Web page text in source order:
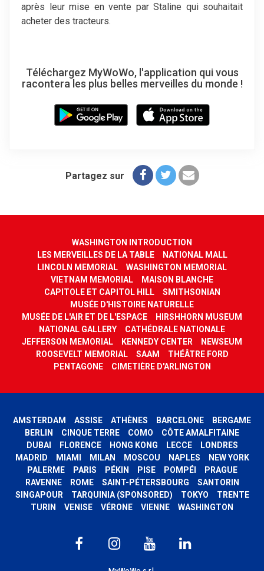
après leur mise en vente par Staline qui souhaitait
acheter des tracteurs.
Téléchargez MyWoWo, l'application qui vous
racontera les plus belles merveilles du monde !
Partagez sur
WASHINGTON INTRODUCTION
LES MERVEILLES DE LA TABLE
NATIONAL MALL
LINCOLN MEMORIAL
WASHINGTON MEMORIAL
VIETNAM MEMORIAL
MAISON BLANCHE
CAPITOLE ET CAPITOL HILL
SMITHSONIAN
MUSÉE D'HISTOIRE NATURELLE
MUSÉE DE L'AIR ET DE L'ESPACE
HIRSHHORN MUSEUM
NATIONAL GALLERY
CATHÉDRALE NATIONALE
JEFFERSON MEMORIAL
KENNEDY CENTER
NEWSEUM
ROOSEVELT MEMORIAL
SAAM
THÉÂTRE FORD
PENTAGONE
CIMETIÈRE D'ARLINGTON
AMSTERDAM ASSISE ATHÈNES BARCELONE
BERGAME
BERLIN
CINQUE TERRE COMO
CÔTE AMALFITAINE
DUBAI
FLORENCE HONG KONG LECCE
LONDRES
MADRID
MIAMI MILAN MOSCOU NAPLES
NEW YORK
PALERME
PARIS PÉKIN PISE POMPÉI
PRAGUE
RAVENNE
ROME SAINT-PÉTERSBOURG
SANTORIN
SINGAPOUR
TARQUINIA (SPONSORED) TOKYO
TRENTE
TURIN
VENISE VÉRONE VIENNE WASHINGTON